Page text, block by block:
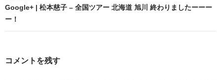
ビ
ゲ
シ
Google+ | 松本慈子 – 全国ツアー 北海道 旭川 終わりましたーーー
ー！
コメントを残す